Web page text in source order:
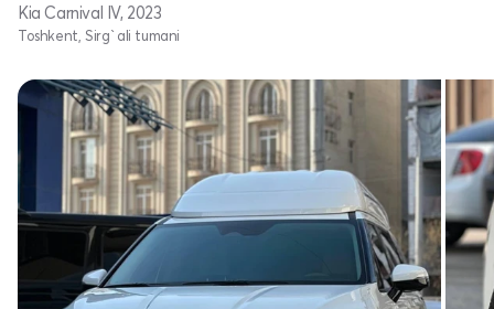
Kia Carnival IV, 2023
Toshkent, Sirg`ali tumani